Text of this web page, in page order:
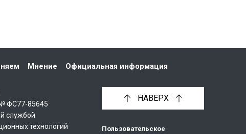
НАВЕРХ
Мнение Официальная информация
Пользовательское
ФС77-85645
службой
технологий